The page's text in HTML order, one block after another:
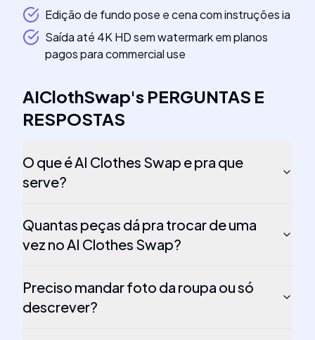
Edição de fundo pose e cena com instruções ia
Saída até 4K HD sem watermark em planos
pagos para commercial use
AIClothSwap's PERGUNTAS E
RESPOSTAS
O que é AI Clothes Swap e pra que
serve?
Quantas peças dá pra trocar de uma
vez no AI Clothes Swap?
Preciso mandar foto da roupa ou só
descrever?